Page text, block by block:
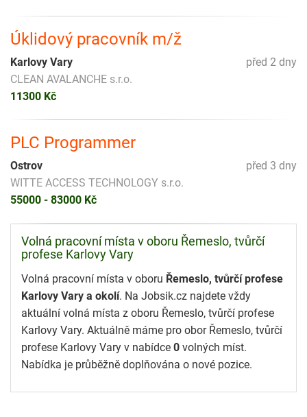
Úklidový pracovník m/ž
před 2 dny
Karlovy Vary
CLEAN AVALANCHE s.r.o.
11300 Kč
PLC Programmer
před 3 dny
Ostrov
WITTE ACCESS TECHNOLOGY s.r.o.
55000 - 83000 Kč
Volná pracovní místa v oboru Řemeslo, tvůrčí
profese Karlovy Vary
Volná pracovní místa v oboru Řemeslo, tvůrčí profese
Karlovy Vary a okolí. Na Jobsik.cz najdete vždy
aktuální volná místa z oboru Řemeslo, tvůrčí profese
Karlovy Vary. Aktuálně máme pro obor Řemeslo, tvůrčí
profese Karlovy Vary v nabídce 0 volných míst.
Nabídka je průběžně doplňována o nové pozice.